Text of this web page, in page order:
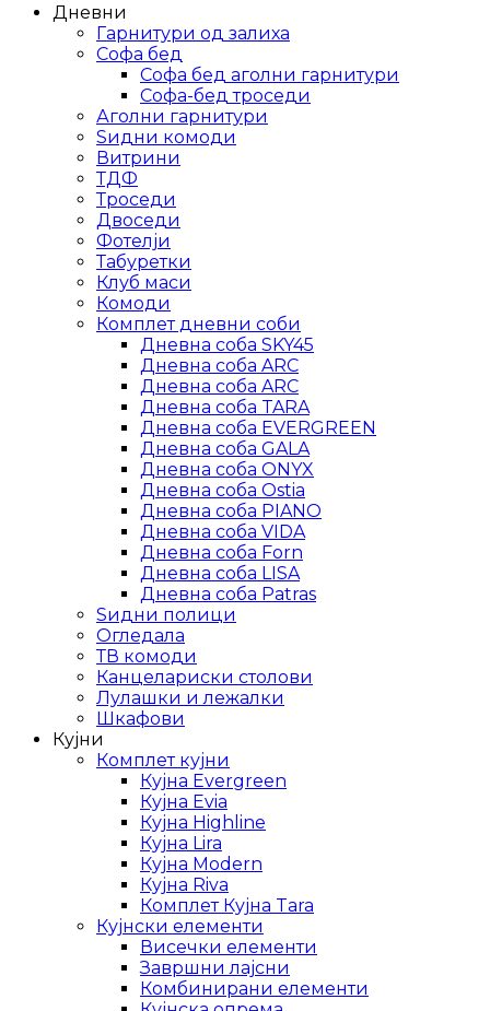
Дневни
Гарнитури од залиха
Софа бед
Софа бед аголни гарнитури
Софа-бед троседи
Аголни гарнитури
Ѕидни комоди
Витрини
ТДФ
Троседи
Двоседи
Фотелји
Табуретки
Клуб маси
Комоди
Комплет дневни соби
Дневна соба SKY45
Дневна соба ARC
Дневна соба ARC
Дневна соба TARA
Дневна соба EVERGREEN
Дневна соба GALA
Дневна соба ONYX
Дневна соба Ostia
Дневна соба PIANO
Дневна соба VIDA
Дневна соба Forn
Дневна соба LISA
Дневна соба Patras
Ѕидни полици
Огледала
ТВ комоди
Канцелариски столови
Лулашки и лежалки
Шкафови
Кујни
Комплет кујни
Кујна Evergreen
Кујна Evia
Кујна Highline
Кујна Lira
Кујна Modern
Кујна Riva
Комплет Кујна Tara
Кујнски елементи
Висечки елементи
Завршни лајсни
Комбинирани елементи